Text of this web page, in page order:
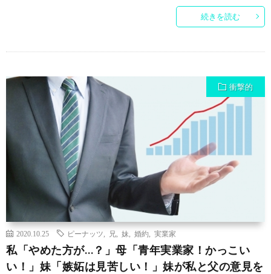
続きを読む
衝撃的
2020.10.25 ピーナッツ 兄 妹 婚約 実業家
私「やめた方が…？」母「青年実業家！かっこい
い！」妹「嫉妬は見苦しい！」妹が私と父の意見を